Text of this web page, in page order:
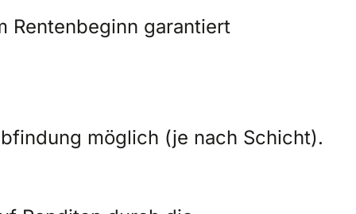
Rentenbeginn garantiert
möglich (je nach Schicht).